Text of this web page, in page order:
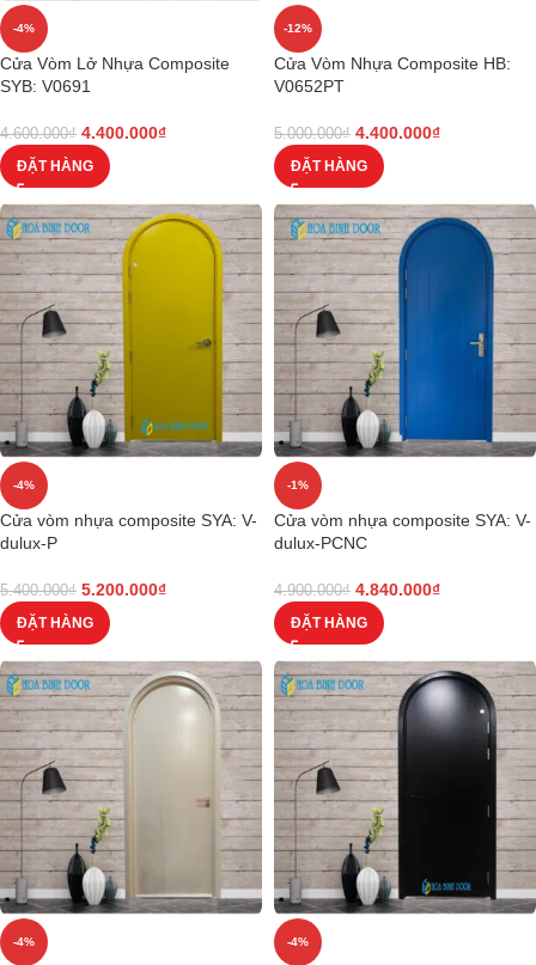
-4%
Cửa Vòm Lở Nhựa Composite
SYB: V0691
4.600.000₫ 4.400.000₫
ĐẶT HÀNG
-12%
Cửa Vòm Nhựa Composite HB:
V0652PT
5.000.000₫ 4.400.000₫
ĐẶT HÀNG
-4%
Cửa vòm nhựa composite SYA: V-
dulux-P
5.400.000₫ 5.200.000₫
ĐẶT HÀNG
-1%
Cửa vòm nhựa composite SYA: V-
dulux-PCNC
4.900.000₫ 4.840.000₫
ĐẶT HÀNG
-4% -4%